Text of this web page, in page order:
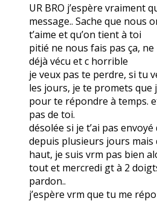
UR BRO j’espère vraiment
message.. Sache que nous
t’aime et qu’on tient à toi
pitié ne nous fais pas ça, ne
déjà vécu et c horrible
je veux pas te perdre, si tu
les jours, je te promets que
pour te répondre à temps.
pas de toi.
désolée si je t’ai pas
depuis plusieurs jours mais
haut, je suis vrm pas bien
tout et mercredi gt à 2
pardon..
j’espère vrm que tu me